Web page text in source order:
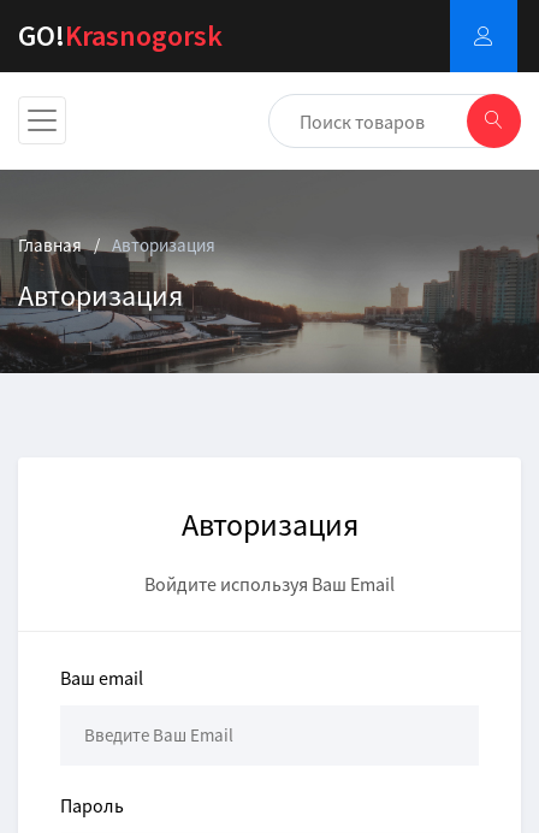
GO!Krasnogorsk
Главная Авторизация
Авторизация
Авторизация
Войдите используя Ваш Email
Ваш email
Пароль